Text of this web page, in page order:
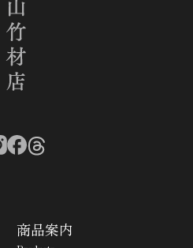
商品案内